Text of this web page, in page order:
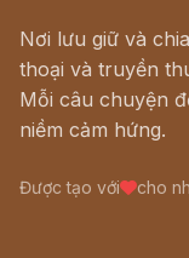
Nơi lưu giữ và
thoại và truyền
Mỗi câu chuyện
niềm cảm hứng.
Được tạo với cho